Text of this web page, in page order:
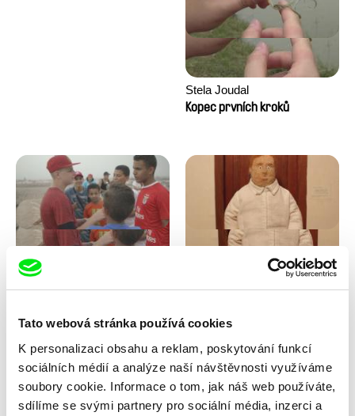
Tato webová stránka používá cookies
K personalizaci obsahu a reklam, poskytování funkcí
sociálních médií a analýze naší návštěvnosti využíváme
soubory cookie. Informace o tom, jak náš web používáte,
sdílíme se svými partnery pro sociální média, inzerci a
Stela Joudal
Kopec prvních kroků
Tomáš Bojar, Rozálie
Trinidad Plass Caussade,